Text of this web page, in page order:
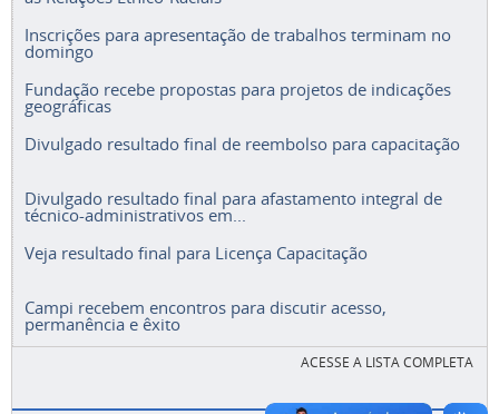
Inscrições para apresentação de trabalhos terminam no
domingo
Fundação recebe propostas para projetos de indicações
geográficas
Divulgado resultado final de reembolso para capacitação
Divulgado resultado final para afastamento integral de
técnico-administrativos em...
Veja resultado final para Licença Capacitação
Campi recebem encontros para discutir acesso,
permanência e êxito
ACESSE A LISTA COMPLETA